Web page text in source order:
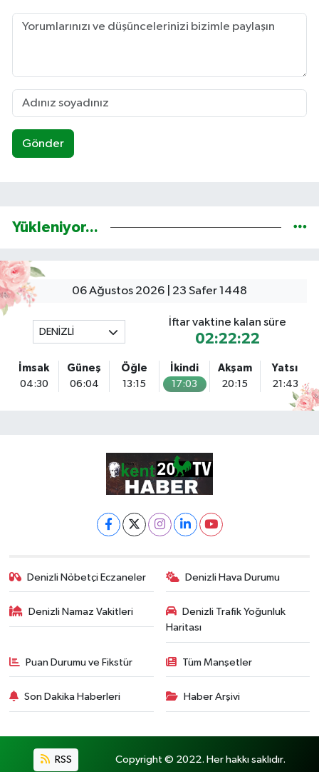
Gönder
Yükleniyor...
06 Ağustos 2026 | 23 Safer 1448
DENİZLİ
İftar vaktine kalan süre
02:22:21
İmsak
04:30
Güneş
06:04
Öğle
13:15
İkindi
17:03
Akşam
20:15
Yatsı
21:43
Denizli Nöbetçi Eczaneler Denizli Hava Durumu
Denizli Namaz Vakitleri
Denizli Trafik Yoğunluk
Haritası
Puan Durumu ve Fikstür Tüm Manşetler
Son Dakika Haberleri Haber Arşivi
RSS Copyright © 2022. Her hakkı saklıdır.